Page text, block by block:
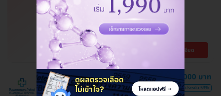
ปีขึ้น ราคาพิเศษ
โปรขายดี! HDmall แนะนำ
ปทุมธานี , บึงกุ่ม , บางบอน , จตุจักร , ลาดพร้าว ,
จอมทอง , พระโขนง , คันนายาว , สมุทรปราการ ,
ปทุมวัน , พญาไท , หนองแขม , บางรัก ,
ราษฎร์บูรณะ , ภาษีเจริญ , ราชเทวี , บริการถึงบ้าน ,
บางนา , ตลิ่งชัน , คลองเตย
BTS เสนานิคม , MRT ลาดพร้าว , BTS บางจาก ,
BTS สนามกีฬาแห่งชาติ , BTS สยาม , BTS สนาม
เป้า , BTS บางหว้า , MRT บางไผ่ , MRT บางหว้า ,
BTS พญาไท , BTS ปุณณวิถี , BTS อุดมสุข , BTS
บางนา , BTS สะพานควาย , BTS ศรีนครินทร์
ดูรายละเอียด
คอร์สทำไฮเปอร์แบริก (HBOT) ฟื้นฟู
ร่างกายด้วยออกซิเจนบริสุทธิ์ 90 นาที
22,000 บาท
46,572 บาท ประหยัด 53%